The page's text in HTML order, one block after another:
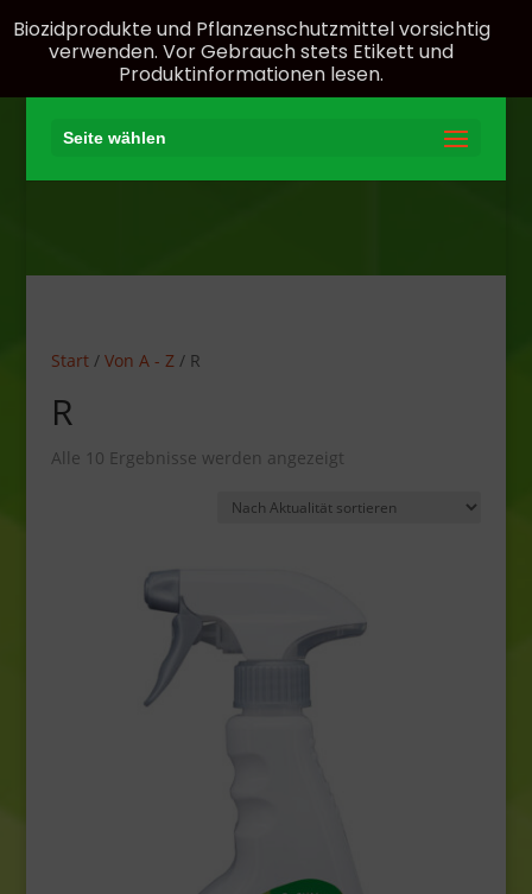
Seite wählen
Start/ Von A - Z/ R
R
Alle 10 Ergebnisse werden angezeigtNach
Biozidprodukte und Pflanzenschutzmittel vorsichtig
verwenden. Vor Gebrauch stets Etikett und
Produktinformationen lesen.